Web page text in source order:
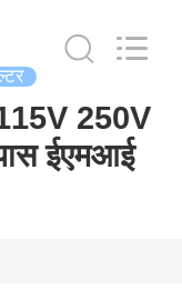
250V
ईएमआई